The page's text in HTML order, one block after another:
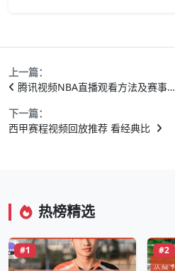
上一篇：
腾讯视频NBA直播观看方法及赛事…
下一篇：
西甲赛程视频回放推荐 看经典比
热榜精选
#1 #2